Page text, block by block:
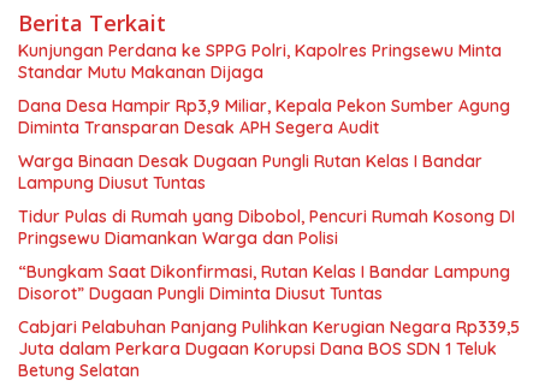
Berita Terkait
Kunjungan Perdana ke SPPG Polri, Kapolres Pringsewu Minta
Standar Mutu Makanan Dijaga
Dana Desa Hampir Rp3,9 Miliar, Kepala Pekon Sumber Agung
Diminta Transparan Desak APH Segera Audit
Warga Binaan Desak Dugaan Pungli Rutan Kelas I Bandar
Lampung Diusut Tuntas
Tidur Pulas di Rumah yang Dibobol, Pencuri Rumah Kosong DI
Pringsewu Diamankan Warga dan Polisi
“Bungkam Saat Dikonfirmasi, Rutan Kelas I Bandar Lampung
Disorot” Dugaan Pungli Diminta Diusut Tuntas
Cabjari Pelabuhan Panjang Pulihkan Kerugian Negara Rp339,5
Juta dalam Perkara Dugaan Korupsi Dana BOS SDN 1 Teluk
Betung Selatan